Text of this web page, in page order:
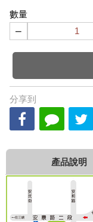
數量
−
分享到
產品說明